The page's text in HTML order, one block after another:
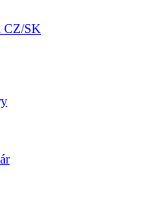
produktový katalóg B.
CZ/SK